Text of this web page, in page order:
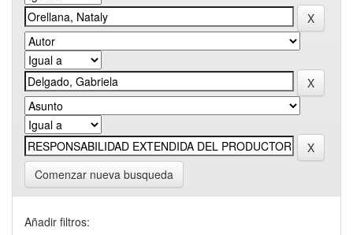
Comenzar nueva busqueda
Añadir filtros: